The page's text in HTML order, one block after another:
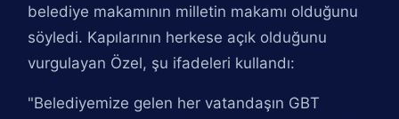
belediye makamının milletin makamı olduğunu
söyledi. Kapılarının herkese açık olduğunu
vurgulayan Özel, şu ifadeleri kullandı:
"Belediyemize gelen her vatandaşın GBT